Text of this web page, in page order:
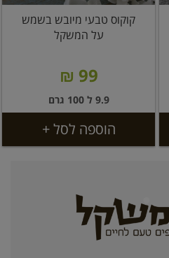
קוקוס טבעי מיובש בשמש
על המשקל
99 ₪
9.9 ל 100 גרם
הוספה לסל +